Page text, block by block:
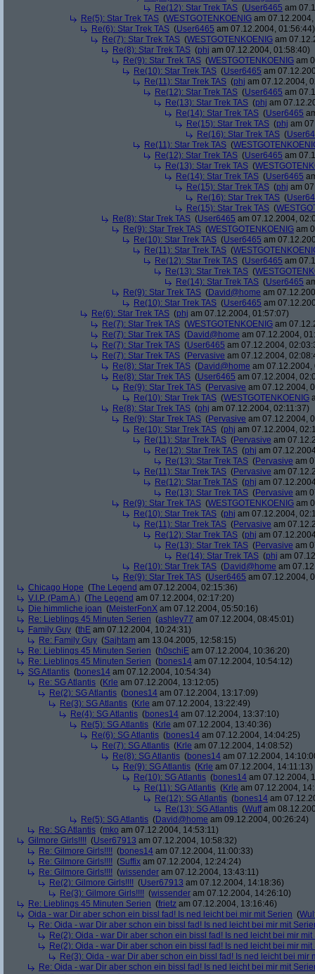
Re(12): Star Trek TAS (User6465 am
Re(5): Star Trek TAS (WESTGOTENKOENIG am
Re(6): Star Trek TAS (User6465 am 07.12.2004, 01:56:44)
Re(7): Star Trek TAS (WESTGOTENKOENIG am
Re(8): Star Trek TAS (phj am 07.12.2004, 01:58:40)
Re(9): Star Trek TAS (WESTGOTENKOENIG am
Re(10): Star Trek TAS (User6465 am
Re(11): Star Trek TAS (phj am 07.12.2004,
Re(12): Star Trek TAS (User6465 am
Re(13): Star Trek TAS (phj am
Re(14): Star Trek TAS (User6465
Re(15): Star Trek TAS (phj am
Re(16): Star Trek TAS (
Re(11): Star Trek TAS (
Re(12): Star Trek TAS (User6465 am
Re(13): Star Trek TAS (
Re(14): Star Trek TAS (User6465
Re(15): Star Trek TAS (phj am
Re(16): Star Trek TAS (
Re(15): Star Trek TAS (
Re(8): Star Trek TAS (User6465 am 07.12.2004,
Re(9): Star Trek TAS (WESTGOTENKOENIG am
Re(10): Star Trek TAS (User6465 am
Re(11): Star Trek TAS (
Re(12): Star Trek TAS (User6465 am
Re(13): Star Trek TAS (
Re(14): Star Trek TAS (User6465
Re(9): Star Trek TAS (David@home am
Re(10): Star Trek TAS (User6465 am
Re(6): Star Trek TAS (phj am 07.12.2004, 01:57:07)
Re(7): Star Trek TAS (WESTGOTENKOENIG am
Re(7): Star Trek TAS (David@home am 07.12.2004,
Re(7): Star Trek TAS (User6465 am 07.12.2004,
Re(7): Star Trek TAS (Pervasive am 07.12.2004,
Re(8): Star Trek TAS (David@home am 07.12.2004,
Re(8): Star Trek TAS (User6465 am 07.12.2004,
Re(9): Star Trek TAS (Pervasive am 07.12.2004,
Re(10): Star Trek TAS (WESTGOTENKOENIG
Re(8): Star Trek TAS (phj am 07.12.2004, 02:11:37)
Re(9): Star Trek TAS (Pervasive am 07.12.2004,
Re(10): Star Trek TAS (phj am 07.12.2004,
Re(11): Star Trek TAS (Pervasive am
Re(12): Star Trek TAS (phj am
Re(13): Star Trek TAS (Pervasive am
Re(11): Star Trek TAS (Pervasive am
Re(12): Star Trek TAS (phj am
Re(13): Star Trek TAS (Pervasive am
Re(9): Star Trek TAS (WESTGOTENKOENIG am
Re(10): Star Trek TAS (phj am 07.12.2004,
Re(11): Star Trek TAS (Pervasive am
Re(12): Star Trek TAS (phj am
Re(13): Star Trek TAS (Pervasive am
Re(14): Star Trek TAS (phj am
Re(10): Star Trek TAS (David@home am
Re(9): Star Trek TAS (User6465 am 07.12.2004,
Chicago Hope (The Legend am 07.12.2004, 02:15:36)
V.I.P. (Pam A.) (The Legend am 07.12.2004, 02:17:20)
Die himmliche joan (MeisterFonX am 07.12.2004, 05:50:16)
Re: Lieblings 45 Minuten Serien (ashley77 am 07.12.2004, 08:45:01)
Family Guy (thE am 07.12.2004, 10:24:31)
Re: Family Guy (Sajhtam am 13.04.2005, 12:58:15)
Re: Lieblings 45 Minuten Serien (h0schiE am 07.12.2004, 10:36:20)
Re: Lieblings 45 Minuten Serien (bones14 am 07.12.2004, 10:54:12)
SG Atlantis (bones14 am 07.12.2004, 10:54:34)
Re: SG Atlantis (Krle am 07.12.2004, 13:12:05)
Re(2): SG Atlantis (bones14 am 07.12.2004, 13:17:09)
Re(3): SG Atlantis (Krle am 07.12.2004, 13:22:49)
Re(4): SG Atlantis (bones14 am 07.12.2004, 13:37:10)
Re(5): SG Atlantis (Krle am 07.12.2004, 13:40:36)
Re(6): SG Atlantis (bones14 am 07.12.2004, 14:04:25)
Re(7): SG Atlantis (Krle am 07.12.2004, 14:08:52)
Re(8): SG Atlantis (bones14 am 07.12.2004,
Re(9): SG Atlantis (Krle am 07.12.2004, 14:11:13)
Re(10): SG Atlantis (bones14 am 07.12.2004,
Re(11): SG Atlantis (Krle am 07.12.2004,
Re(12): SG Atlantis (bones14 am
Re(13): SG Atlantis (Wuffam
Re(5): SG Atlantis (David@home am 09.12.2004, 00:26:24)
Re: SG Atlantis (mko am 07.12.2004, 14:53:11)
Gilmore Girls!!!! (User67913 am 07.12.2004, 10:58:32)
Re: Gilmore Girls!!!! (bones14 am 07.12.2004, 11:00:33)
Re: Gilmore Girls!!!! (Suffix am 07.12.2004, 12:24:24)
Re: Gilmore Girls!!!! (wissender am 07.12.2004, 13:43:11)
Re(2): Gilmore Girls!!!! (User67913 am 07.12.2004, 14:18:36)
Re(3): Gilmore Girls!!!! (wissender am 07.12.2004, 14:26:10)
Re: Lieblings 45 Minuten Serien (frietz am 07.12.2004, 13:16:46)
Oida - war Dir aber schon ein bissl fad! Is ned leicht bei mir mit Serien (
Re: Oida - war Dir aber schon ein bissl fad! Is ned leicht bei mir mit
Re(2): Oida - war Dir aber schon ein bissl fad! Is ned leicht bei mir mit
Re(2): Oida - war Dir aber schon ein bissl fad! Is ned leicht bei mir mit
Re(3): Oida - war Dir aber schon ein bissl fad! Is ned leicht bei mir
Re: Oida - war Dir aber schon ein bissl fad! Is ned leicht bei mir mit